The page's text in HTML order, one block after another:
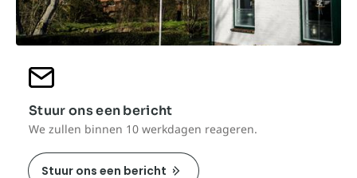
Stuur ons een bericht
We zullen binnen 10 werkdagen reageren.
Stuur ons een bericht